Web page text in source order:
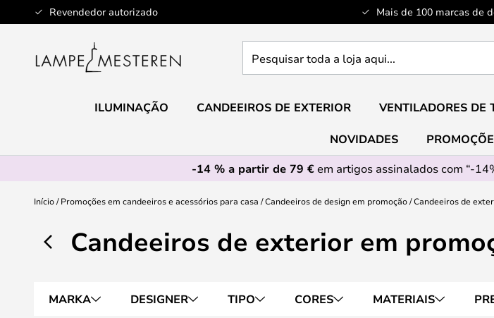
Revendedor autorizado Mais de 100 marcas de
Ir
para
Conteúdo
toda
loja
ILUMINAÇÃO CANDEEIROS DE EXTERIOR VENTILADORES DE
NOVIDADES
-14 % a partir de 79 €em artigos assinalados com “-
Início Promoções em candeeiros e acessórios para casa Candeeiros de design em promoção Candeeiros de
Candeeiros de exterior em
MARKA DESIGNER TIPO CORES MATERIAIS